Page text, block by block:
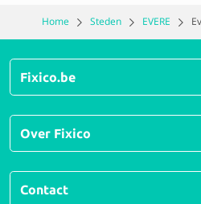
Home Steden EVERE
Fixico.be
Alle herstellingen
Alle soorten schades
Veelgestelde vragen
Hoe werkt Fixico?
Over Fixico
Over ons
Contact